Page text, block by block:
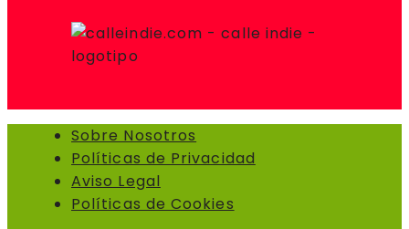
Sobre Nosotros
Políticas de Privacidad
Aviso Legal
Políticas de Cookies